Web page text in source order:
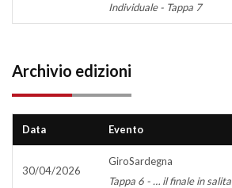
Individuale - Tappa 7
Archivio edizioni
Data Evento
30/04/2026
GiroSardegna
Tappa 6 - … il finale in salita